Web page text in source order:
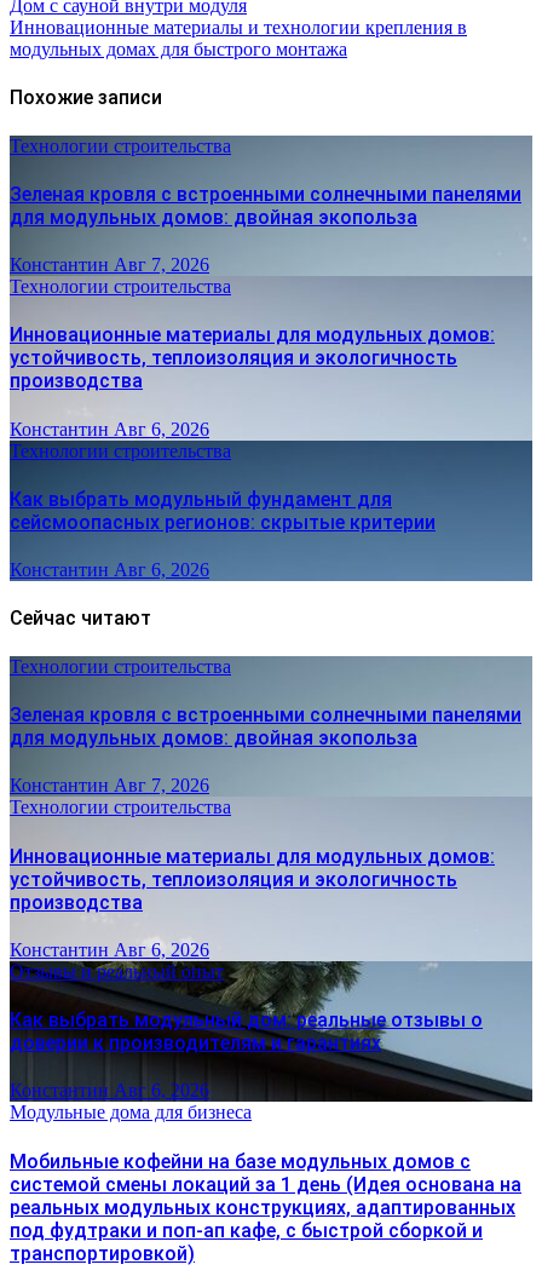
Дом с сауной внутри модуля
Инновационные материалы и технологии крепления в
модульных домах для быстрого монтажа
Похожие записи
Технологии строительства
Зеленая кровля с встроенными солнечными панелями
для модульных домов: двойная экопольза
Константин Авг 7, 2026
Технологии строительства
Инновационные материалы для модульных домов:
устойчивость, теплоизоляция и экологичность
производства
Константин Авг 6, 2026
Технологии строительства
Как выбрать модульный фундамент для
сейсмоопасных регионов: скрытые критерии
Константин Авг 6, 2026
Сейчас читают
Технологии строительства
Зеленая кровля с встроенными солнечными панелями
для модульных домов: двойная экопольза
Константин Авг 7, 2026
Технологии строительства
Инновационные материалы для модульных домов:
устойчивость, теплоизоляция и экологичность
производства
Константин Авг 6, 2026
Отзывы и реальный опыт
Как выбрать модульный дом: реальные отзывы о
доверии к производителям и гарантиях
Константин Авг 6, 2026
Модульные дома для бизнеса
Мобильные кофейни на базе модульных домов с
системой смены локаций за 1 день (Идея основана на
реальных модульных конструкциях, адаптированных
под фудтраки и поп-ап кафе, с быстрой сборкой и
транспортировкой)